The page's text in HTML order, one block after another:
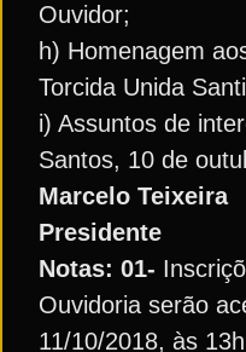
Ouvidor;
h) Homenagem
Torcida Unida
i) Assuntos de
Santos, 10 de
Marcelo Teixeira
Presidente
Notas: 01-
Ouvidoria serão
11/10/2018, às